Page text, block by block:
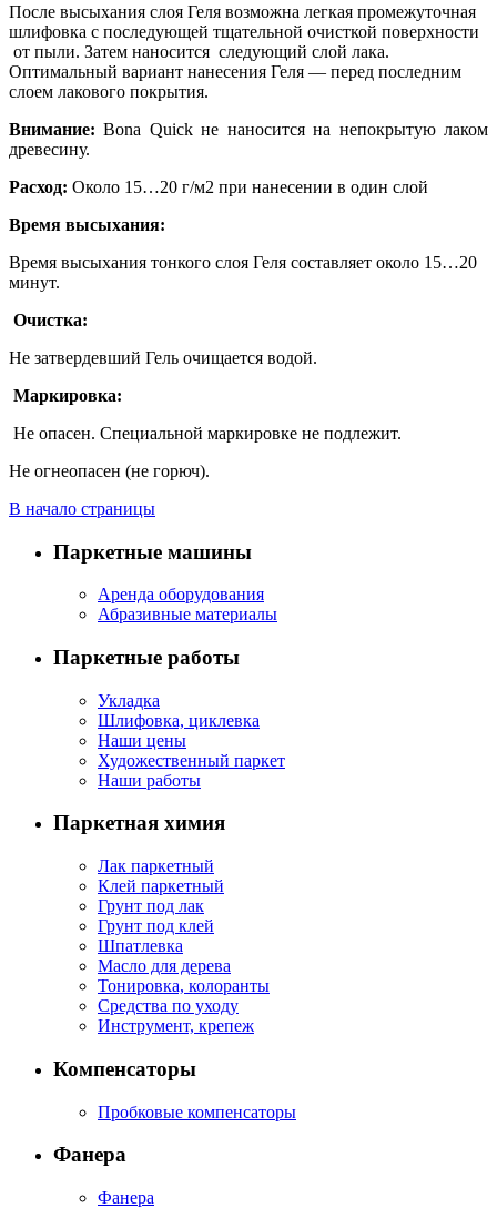
После высыхания слоя Геля возможна легкая промежуточная
шлифовка с последующей тщательной очисткой поверхности
от пыли. Затем наносится следующий слой лака.
Оптимальный вариант нанесения Геля — перед последним
слоем лакового покрытия.
Внимание: Bona Quick не наносится на непокрытую лаком
древесину.
Расход: Около 15…20 г/м2 при нанесении в один слой
Время высыхания:
Время высыхания тонкого слоя Геля составляет около 15…20
минут.
Очистка:
Не затвердевший Гель очищается водой.
Маркировка:
Не опасен. Специальной маркировке не подлежит.
Не огнеопасен (не горюч).
В начало страницы
Паркетные машины
Аренда оборудования
Абразивные материалы
Паркетные работы
Укладка
Шлифовка, циклевка
Наши цены
Художественный паркет
Наши работы
Паркетная химия
Лак паркетный
Клей паркетный
Грунт под лак
Грунт под клей
Шпатлевка
Масло для дерева
Тонировка, колоранты
Средства по уходу
Инструмент, крепеж
Компенсаторы
Пробковые компенсаторы
Фанера
Фанера